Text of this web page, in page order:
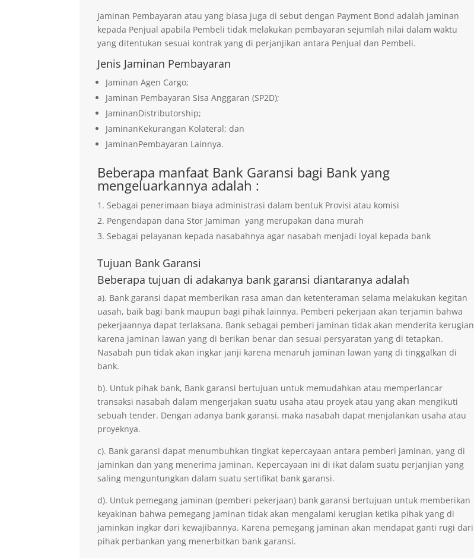
Jaminan Pembayaran atau yang biasa juga di sebut dengan Payment Bond adalah jaminan
kepada Penjual apabila Pembeli tidak melakukan pembayaran sejumlah nilai dalam waktu
yang ditentukan sesuai kontrak yang di perjanjikan antara Penjual dan Pembeli.
Jenis Jaminan Pembayaran
Jaminan Agen Cargo;
Jaminan Pembayaran Sisa Anggaran (SP2D);
JaminanDistributorship;
JaminanKekurangan Kolateral; dan
JaminanPembayaran Lainnya.
Beberapa manfaat Bank Garansi bagi Bank yang
mengeluarkannya adalah :
Sebagai penerimaan biaya administrasi dalam bentuk Provisi atau komisi
Pengendapan dana Stor Jamiman yang merupakan dana murah
Sebagai pelayanan kepada nasabahnya agar nasabah menjadi loyal kepada bank
Tujuan Bank Garansi
Beberapa tujuan di adakanya bank garansi diantaranya adalah
a). Bank garansi dapat memberikan rasa aman dan ketenteraman selama melakukan kegitan
uasah, baik bagi bank maupun bagi pihak lainnya. Pemberi pekerjaan akan terjamin bahwa
pekerjaannya dapat terlaksana. Bank sebagai pemberi jaminan tidak akan menderita kerugian
karena jaminan lawan yang di berikan benar dan sesuai persyaratan yang di tetapkan.
Nasabah pun tidak akan ingkar janji karena menaruh jaminan lawan yang di tinggalkan di
bank.
b). Untuk pihak bank, Bank garansi bertujuan untuk memudahkan atau memperlancar
transaksi nasabah dalam mengerjakan suatu usaha atau proyek atau yang akan mengikuti
sebuah tender. Dengan adanya bank garansi, maka nasabah dapat menjalankan usaha atau
proyeknya.
c). Bank garansi dapat menumbuhkan tingkat kepercayaan antara pemberi jaminan, yang di
jaminkan dan yang menerima jaminan. Kepercayaan ini di ikat dalam suatu perjanjian yang
saling menguntungkan dalam suatu sertifikat bank garansi.
d). Untuk pemegang jaminan (pemberi pekerjaan) bank garansi bertujuan untuk memberikan
keyakinan bahwa pemegang jaminan tidak akan mengalami kerugian ketika pihak yang di
jaminkan ingkar dari kewajibannya. Karena pemegang jaminan akan mendapat ganti rugi dari
pihak perbankan yang menerbitkan bank garansi.